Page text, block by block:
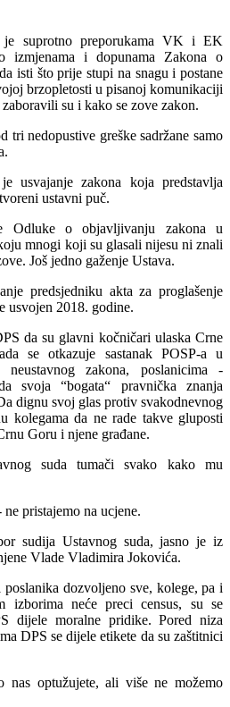
je suprotno preporukama VK i EK
izmjenama i dopunama Zakona o
isti što prije stupi na snagu i postane
brzopletosti u pisanoj komunikaciji
su i kako se zove zakon.
tri nedopustive greške sadržane samo
usvajanje zakona koja predstavlja
ustavni puč.
Odluke o objavljivanju zakona u
mnogi koji su glasali nijesu ni znali
Još jedno gaženje Ustava.
predsjedniku akta za proglašenje
usvojen 2018. godine.
da su glavni kočničari ulaska Crne
se otkazuje sastanak POSP-a u
neustavnog zakona, poslanicima -
svoja “bogata“ pravnička znanja
dignu svoj glas protiv svakodnevnog
kolegama da ne rade takve gluposti
Goru i njene građane.
suda tumači svako kako mu
ne pristajemo na ucjene.
sudija Ustavnog suda, jasno je iz
Vlade Vladimira Jokovića.
dozvoljeno sve, kolege, pa i
izborima neće preci census, su se
dijele moralne pridike. Pored niza
DPS se dijele etikete da su zaštitnici
nas optužujete, ali više ne možemo